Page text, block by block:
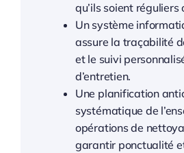
qu’ils soient réguliers
Un système
assure la traçabilité
et le suivi
d’entretien.
Une planification
systématique de
opérations de
garantir ponctualité